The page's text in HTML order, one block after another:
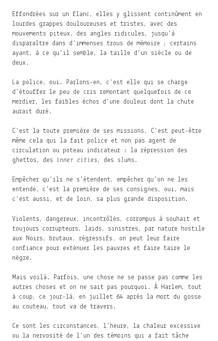
Effondrées sur un flanc, elles y glissent continûment en
lourdes grappes douloureuses et tristes, avec des
mouvements piteux, des angles ridicules, jusqu'à
disparaître dans d'immenses trous de mémoire ; certains
ayant, à ce qu'il semble, la taille d'un siècle ou de
deux.
La police, oui. Parlons-en, c'est elle qui se charge
d'étouffer le peu de cris remontant quelquefois de ce
merdier, les faibles échos d'une douleur dont la chute
aurait duré.
C'est la toute première de ses missions. C'est peut-être
même cela qui la fait police et non pas agent de
circulation ou poteau indicateur : la répression des
ghettos, des inner cities , des slums .
Empêcher qu'ils ne s'étendent, empêcher qu'on ne les
entende, c'est la première de ses consignes, oui, mais
c'est aussi, et de loin, sa plus grande disposition.
Violents, dangereux, incontrôlés, corrompus à souhait et
toujours corrupteurs, laids, sinistres, par nature hostile
aux Noirs, brutaux, régressifs… on peut leur faire
confiance pour exténuer les pauvres et faire taire le
nègre.
Mais voilà. Parfois, une chose ne se passe pas comme les
autres choses et on ne sait pas pourquoi. À Harlem, tout
à coup, ce jour-là, en juillet 64 après la mort du gosse
au couteau, tout va de travers.
Ce sont les circonstances, l'heure, la chaleur excessive
ou la nervosité de l'un des témoins qui a fait tâche